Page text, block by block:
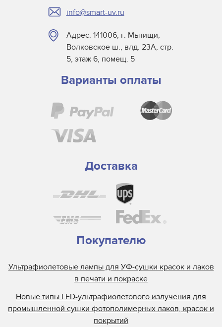
info@smart-uv.ru
Адрес: 141006, г. Мытищи,
Волковское ш., влд. 23А, стр.
5, этаж 6, помещ. 5
Варианты оплаты
Доставка
Покупателю
Ультрафиолетовые лампы для УФ-сушки красок и лаков
в печати и покраске
Новые типы LED-ультрафиолетового излучения для
промышленной сушки фотополимерных лаков, красок и
покрытий